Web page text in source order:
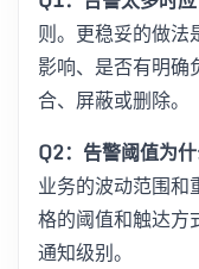
则。更稳妥的做法
影响、是否有明
合、屏蔽或删除。
Q2：告警阈值为
业务的波动范围和
格的阈值和触达方
通知级别。